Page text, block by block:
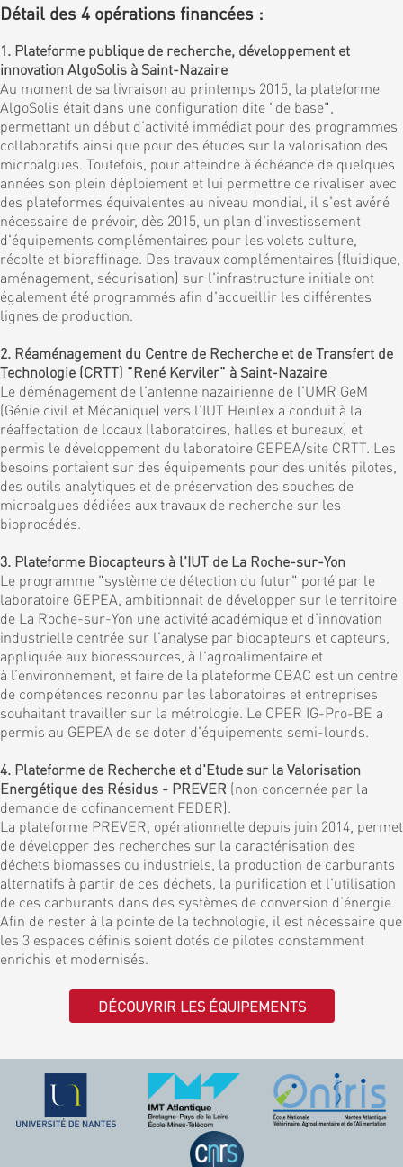
Détail des 4 opérations financées :
1. Plateforme publique de recherche, développement et
innovation AlgoSolis à Saint-Nazaire
Au moment de sa livraison au printemps 2015, la plateforme
AlgoSolis était dans une configuration dite "de base",
permettant un début d'activité immédiat pour des programmes
collaboratifs ainsi que pour des études sur la valorisation des
microalgues. Toutefois, pour atteindre à échéance de quelques
années son plein déploiement et lui permettre de rivaliser avec
des plateformes équivalentes au niveau mondial, il s'est avéré
nécessaire de prévoir, dès 2015, un plan d'investissement
d'équipements complémentaires pour les volets culture,
récolte et bioraffinage. Des travaux complémentaires (fluidique,
aménagement, sécurisation) sur l'infrastructure initiale ont
également été programmés afin d'accueillir les différentes
lignes de production.
2. Réaménagement du Centre de Recherche et de Transfert de
Technologie (CRTT) "René Kerviler" à Saint-Nazaire
Le déménagement de l'antenne nazairienne de l'UMR GeM
(Génie civil et Mécanique) vers l'IUT Heinlex a conduit à la
réaffectation de locaux (laboratoires, halles et bureaux) et
permis le développement du laboratoire GEPEA/site CRTT. Les
besoins portaient sur des équipements pour des unités pilotes,
des outils analytiques et de préservation des souches de
microalgues dédiées aux travaux de recherche sur les
bioprocédés.
3. Plateforme Biocapteurs à l'IUT de La Roche-sur-Yon
Le programme "système de détection du futur" porté par le
laboratoire GEPEA, ambitionnait de développer sur le territoire
de La Roche-sur-Yon une activité académique et d'innovation
industrielle centrée sur l'analyse par biocapteurs et capteurs,
appliquée aux bioressources, à l'agroalimentaire et
à l’environnement, et faire de la plateforme CBAC est un centre
de compétences reconnu par les laboratoires et entreprises
souhaitant travailler sur la métrologie. Le CPER IG-Pro-BE a
permis au GEPEA de se doter d'équipements semi-lourds.
4. Plateforme de Recherche et d'Etude sur la Valorisation
Energétique des Résidus - PREVER (non concernée par la
demande de cofinancement FEDER).
La plateforme PREVER, opérationnelle depuis juin 2014, permet
de développer des recherches sur la caractérisation des
déchets biomasses ou industriels, la production de carburants
alternatifs à partir de ces déchets, la purification et l'utilisation
de ces carburants dans des systèmes de conversion d’énergie.
Afin de rester à la pointe de la technologie, il est nécessaire que
les 3 espaces définis soient dotés de pilotes constamment
enrichis et modernisés.
DÉCOUVRIR LES ÉQUIPEMENTS